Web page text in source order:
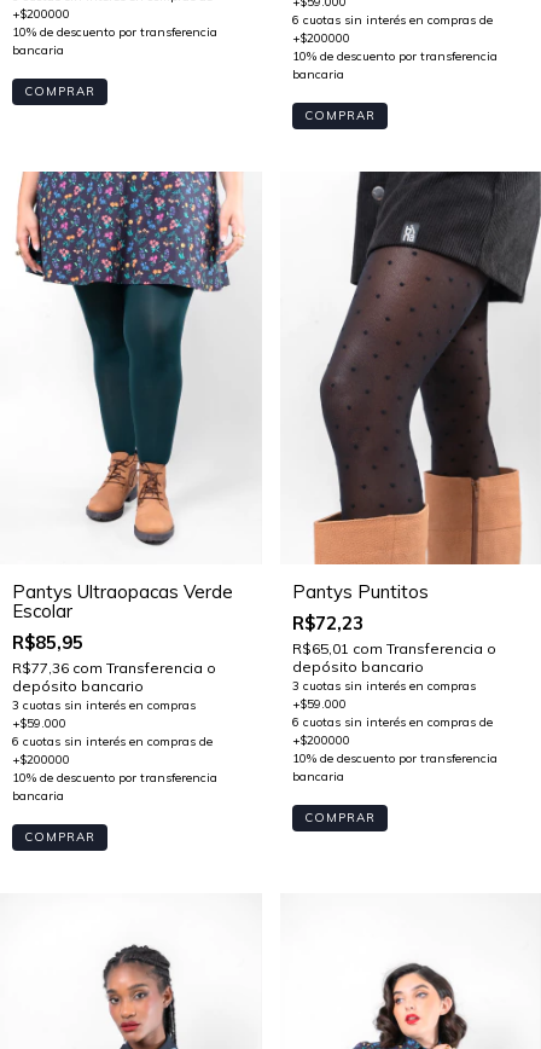
COMPRAR
COMPRAR
Pantys Ultraopacas Verde
Escolar
R$85,95
R$77,36 com Transferencia o
depósito bancario
COMPRAR
Pantys Puntitos
R$72,23
R$65,01 com Transferencia o
depósito bancario
COMPRAR